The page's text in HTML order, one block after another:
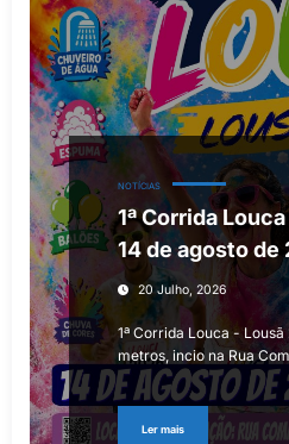
NOTÍCIAS
1ª Corrida
14 de agosto de
20 Julho, 2026
1ª Corrida Louca -
metros, incio na Rua
Ler mais